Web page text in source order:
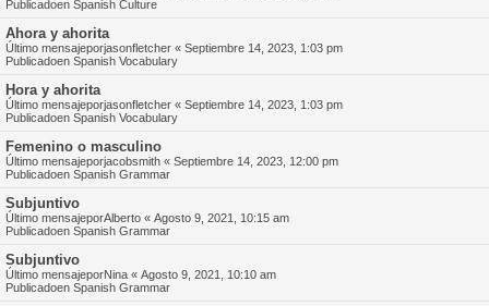
Publicadoen Spanish Culture
Ahora y ahorita
Último mensajeporjasonfletcher « Septiembre 14, 2023, 1:03 pm
Publicadoen Spanish Vocabulary
Hora y ahorita
Último mensajeporjasonfletcher « Septiembre 14, 2023, 1:03 pm
Publicadoen Spanish Vocabulary
Femenino o masculino
Último mensajeporjacobsmith « Septiembre 14, 2023, 12:00 pm
Publicadoen Spanish Grammar
Subjuntivo
Último mensajeporAlberto « Agosto 9, 2021, 10:15 am
Publicadoen Spanish Grammar
Subjuntivo
Último mensajeporNina « Agosto 9, 2021, 10:10 am
Publicadoen Spanish Grammar